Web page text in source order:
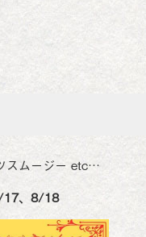
スムージー etc…
、8/18